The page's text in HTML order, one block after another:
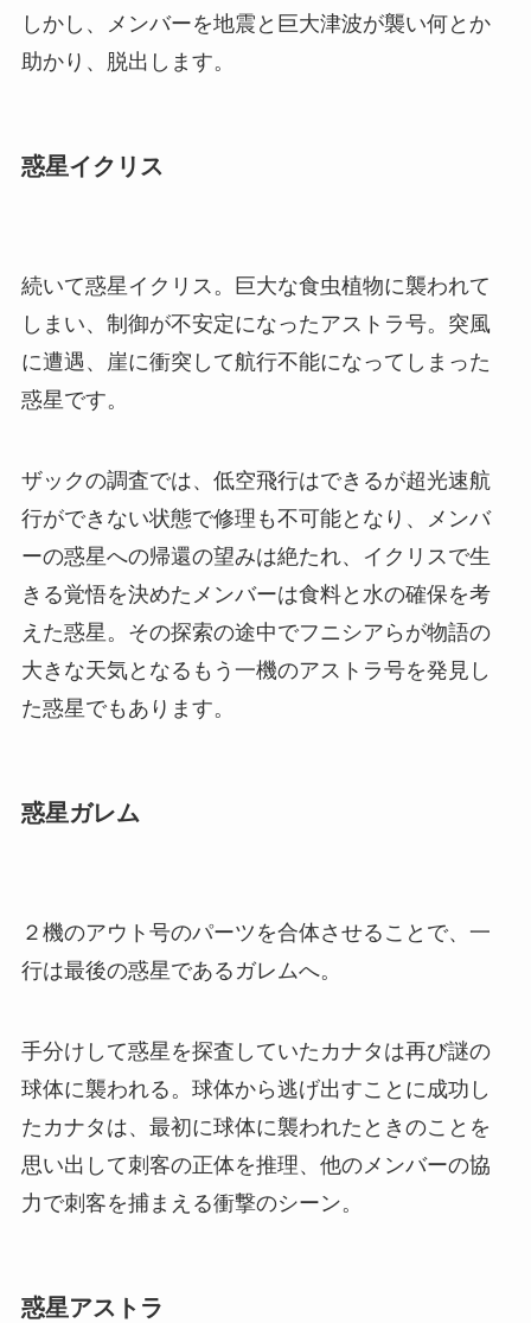
しかし、メンバーを地震と巨大津波が襲い何とか
助かり、脱出します。
惑星イクリス
続いて惑星イクリス。巨大な食虫植物に襲われて
しまい、制御が不安定になったアストラ号。突風
に遭遇、崖に衝突して航行不能になってしまった
惑星です。
ザックの調査では、低空飛行はできるが超光速航
行ができない状態で修理も不可能となり、メンバ
ーの惑星への帰還の望みは絶たれ、イクリスで生
きる覚悟を決めたメンバーは食料と水の確保を考
えた惑星。その探索の途中でフニシアらが物語の
大きな天気となるもう一機のアストラ号を発見し
た惑星でもあります。
惑星ガレム
２機のアウト号のパーツを合体させることで、一
行は最後の惑星であるガレムへ。
手分けして惑星を探査していたカナタは再び謎の
球体に襲われる。球体から逃げ出すことに成功し
たカナタは、最初に球体に襲われたときのことを
思い出して刺客の正体を推理、他のメンバーの協
力で刺客を捕まえる衝撃のシーン。
惑星アストラ